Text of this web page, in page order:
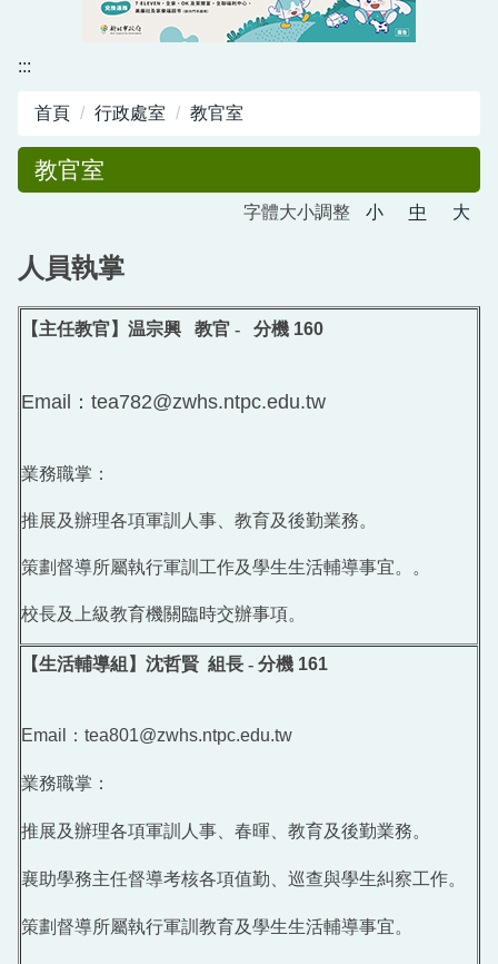
媒體報導專區
正常教學專區
輔導活動專區
學生事務專區
會計專區
職業安全衛生專區
回首頁
:::
首頁 行政處室 教官室
教官室
字體大小調整 小 中 大
人員執掌
【主任教官】温宗興 教官 - 分機 160
Email：tea782@zwhs.ntpc.edu.tw
業務職掌：
推展及辦理各項軍訓人事、教育及後勤業務。
策劃督導所屬執行軍訓工作及學生生活輔導事宜。。
校長及上級教育機關臨時交辦事項。
【生活輔導組】 沈哲賢 組長 - 分機 161
Email ： tea801@zwhs.ntpc.edu.tw
業務職掌：
推展及辦理各項軍訓人事、春暉、教育及後勤業務。
襄助學務主任督導考核各項值勤、巡查與學生糾察工作。
策劃督導所屬執行軍訓教育及學生生活輔導事宜。